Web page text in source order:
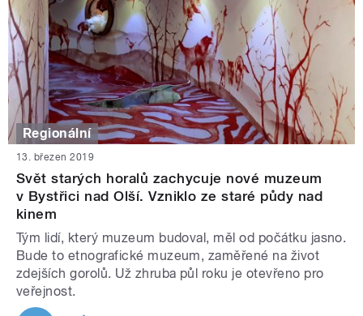
Regionální
13. březen 2019
Svět starých horalů zachycuje nové muzeum
v Bystřici nad Olší. Vzniklo ze staré půdy nad
kinem
Tým lidí, který muzeum budoval, měl od počátku jasno.
Bude to etnografické muzeum, zaměřené na život
zdejších gorolů. Už zhruba půl roku je otevřeno pro
veřejnost.